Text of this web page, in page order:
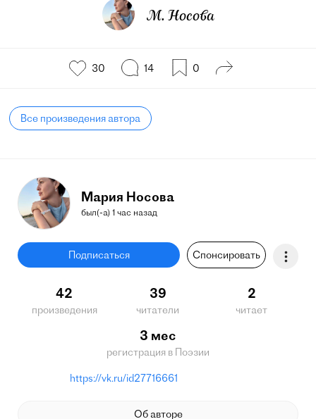
М. Носова
30 14 0
Все произведения автора
Мария Носова
был(-а) 1 час назад
Подписаться Спонсировать
42
произведения
39
читатели
2
читает
3 мес
регистрация в Поэзии
https://vk.ru/id27716661
Об авторе